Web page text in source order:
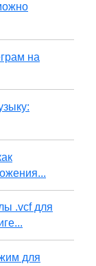
на
.vcf для
для